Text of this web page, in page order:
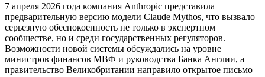
7 апреля 2026 года компания Anthropic представила
предварительную версию модели Claude Mythos, что вызвало
серьезную обеспокоенность не только в экспертном
сообществе, но и среди государственных регуляторов.
Возможности новой системы обсуждались на уровне
министров финансов МВФ и руководства Банка Англии, а
правительство Великобритании направило открытое письмо